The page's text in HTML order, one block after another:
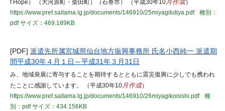
f Hope） （大河原町・柴田町）（石巻市） （平成30年10月作成）
https://www.pref.saitama.lg.jp/documents/146910/25miyagitutiya.pdf
種別：
pdfサイズ：469.189KB
[PDF] 派遣先所属宮城県仙台地方振興事務所 氏名小西純一 派遣期
間平成30年４月１日～平成31年３月31日
み、地域発展に寄与することを期待するとともに震災復興に少しでも携われ
たことに感謝しています。 （平成30年10月作成）
https://www.pref.saitama.lg.jp/documents/146910/26miyagikonishi.pdf
種
別：pdfサイズ：434.156KB